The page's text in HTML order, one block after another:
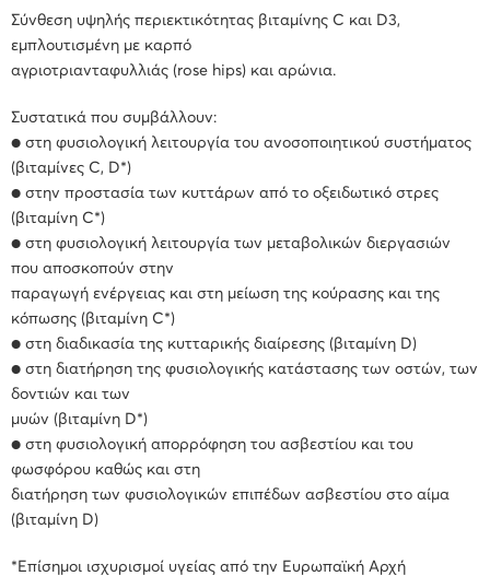
Σύνθεση υψηλής περιεκτικότητας βιταμίνης C και D3,
εμπλουτισμένη με καρπό
αγριοτριανταφυλλιάς (rose hips) και αρώνια.
Συστατικά που συμβάλλουν:
● στη φυσιολογική λειτουργία του ανοσοποιητικού συστήματος
(βιταμίνες C, D*)
● στην προστασία των κυττάρων από το οξειδωτικό στρες
(βιταμίνη C*)
● στη φυσιολογική λειτουργία των μεταβολικών διεργασιών
που αποσκοπούν στην
παραγωγή ενέργειας και στη μείωση της κούρασης και της
κόπωσης (βιταμίνη C*)
● στη διαδικασία της κυτταρικής διαίρεσης (βιταμίνη D)
● στη διατήρηση της φυσιολογικής κατάστασης των οστών, των
δοντιών και των
μυών (βιταμίνη D*)
● στη φυσιολογική απορρόφηση του ασβεστίου και του
φωσφόρου καθώς και στη
διατήρηση των φυσιολογικών επιπέδων ασβεστίου στο αίμα
(βιταμίνη D)
*Επίσημοι ισχυρισμοί υγείας από την Ευρωπαϊκή Αρχή